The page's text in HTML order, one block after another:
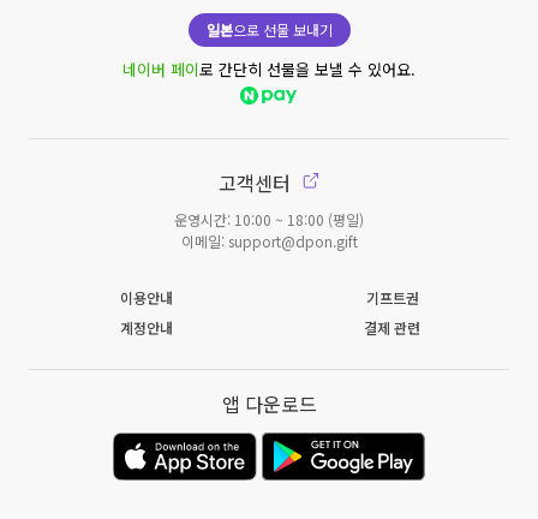
일본으로 선물 보내기
네이버 페이로 간단히 선물을 보낼 수 있어요.
고객센터
운영시간: 10:00 ~ 18:00 (평일)
이메일: support@dpon.gift
이용안내
기프트권
계정안내
결제 관련
앱 다운로드